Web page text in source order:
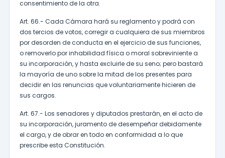
consentimiento de la otra.
Art. 66.- Cada Cámara hará su reglamento y podrá con
dos tercios de votos, corregir a cualquiera de sus miembros
por desorden de conducta en el ejercicio de sus funciones,
o removerlo por inhabilidad física o moral sobreviniente a
su incorporación, y hasta excluirle de su seno; pero bastará
la mayoría de uno sobre la mitad de los presentes para
decidir en las renuncias que voluntariamente hicieren de
sus cargos.
Art. 67.- Los senadores y diputados prestarán, en el acto de
su incorporación, juramento de desempeñar debidamente
el cargo, y de obrar en todo en conformidad a lo que
prescribe esta Constitución.